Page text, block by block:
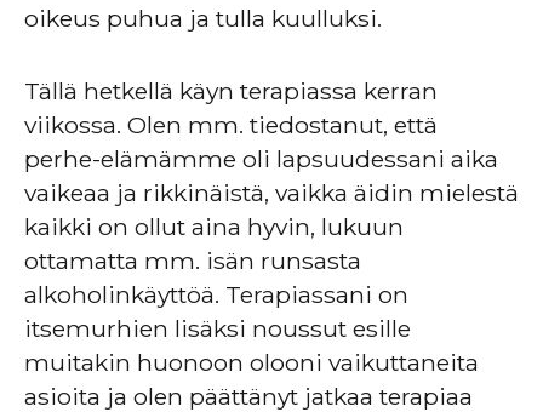
oikeus puhua ja tulla kuulluksi.
Tällä hetkellä käyn terapiassa kerran
viikossa. Olen mm. tiedostanut, että
perhe-elämämme oli lapsuudessani aika
vaikeaa ja rikkinäistä, vaikka äidin mielestä
kaikki on ollut aina hyvin, lukuun
ottamatta mm. isän runsasta
alkoholinkäyttöä. Terapiassani on
itsemurhien lisäksi noussut esille
muitakin huonoon olooni vaikuttaneita
asioita ja olen päättänyt jatkaa terapiaa